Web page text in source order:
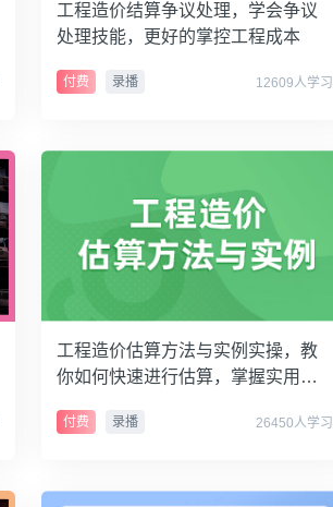
工程造价结算争议处理，学会争议
处理技能，更好的掌控工程成本
付费 录播 12609人学习
工程造价估算方法与实例实操，教
你如何快速进行估算，掌握实用技
付费 录播 26450人学习